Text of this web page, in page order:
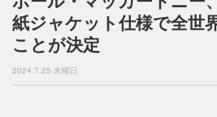
紙ジャケット仕様で全世
ことが決定
2024.7.25 木曜日